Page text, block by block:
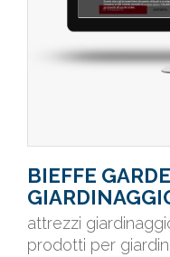
BIEFFE
attrezzi
prodotti per